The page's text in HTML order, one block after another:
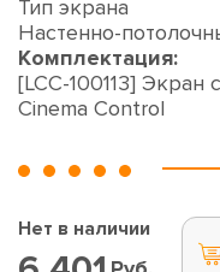
Тип экрана
Настенно-
Комплектация:
[LCC-100113]
Cinema Control
Нет в наличии